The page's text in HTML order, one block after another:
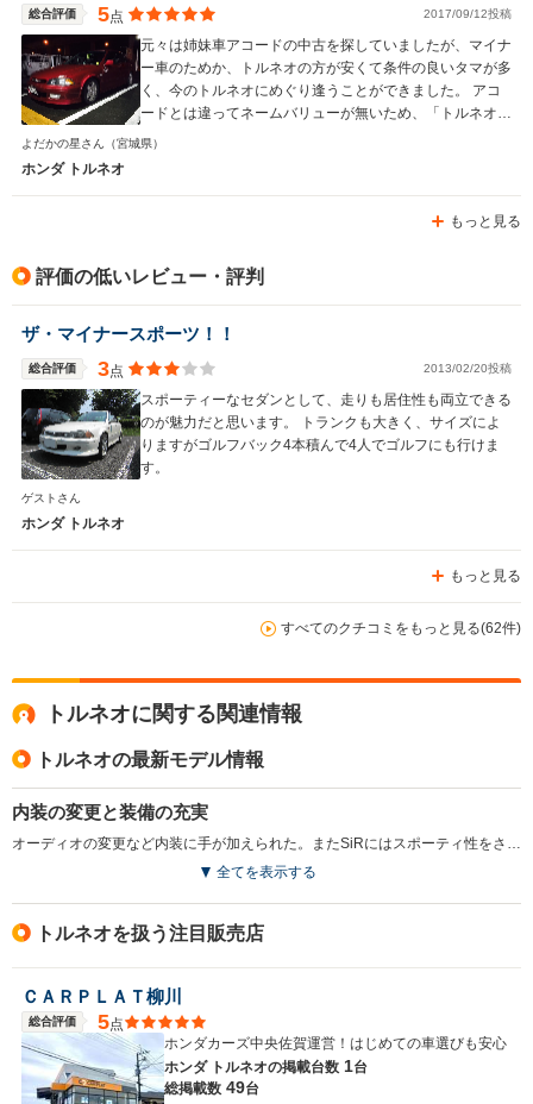
総合評価 5点 2017/09/12投稿
元々は姉妹車アコードの中古を探していましたが、マイナ
ー車のためか、トルネオの方が安くて条件の良いタマが多
く、今のトルネオにめぐり逢うことができました。 アコ
ードとは違ってネームバリューが無いため、「トルネオ」
といっても知らない人が多いのがちょっと悲しいですが、
てトルネオに乗り続けようと思います！
よだかの星さん （宮城県）
ホンダ トルネオ
もっと見る
評価の低いレビュー・評判
ザ・マイナースポーツ！！
総合評価 3点 2013/02/20投稿
スポーティーなセダンとして、走りも居住性も両立できる
のが魅力だと思います。 トランクも大きく、サイズによ
りますがゴルフバック4本積んで4人でゴルフにも行けま
す。
ゲストさん
ホンダ トルネオ
もっと見る
すべてのクチコミをもっと見る(62件)
トルネオに関する関連情報
トルネオの最新モデル情報
内装の変更と装備の充実
オーディオの変更など内装に手が加えられた。またSiRにはスポーティ性をさらに高めるユーロパッケージを新設。(2001.5 )
全てを表示する
トルネオを扱う注目販売店
ＣＡＲＰＬＡＴ柳川
総合評価 5点
ホンダカーズ中央佐賀運営！はじめての車選びも安心
ホンダ トルネオの掲載台数 1台
総掲載数 49台